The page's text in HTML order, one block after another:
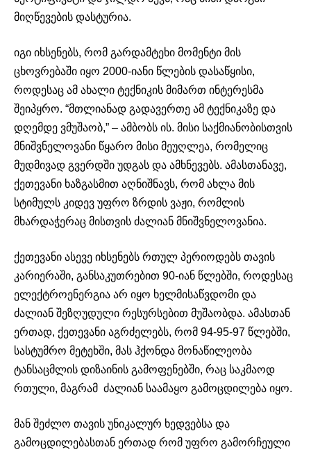
მიღწევების დასტურია.
იგი იხსენებს, რომ გარდამტეხი მომენტი მის
ცხოვრებაში იყო 2000-იანი წლების დასაწყისი,
როდესაც ამ ახალი ტექნიკის მიმართ ინტერესმა
შეიპყრო. “მთლიანად გადავერთე ამ ტექნიკაზე და
დღემდე ვმუშაობ,” – ამბობს ის. მისი საქმიანობისთვის
მნიშვნელოვანი წყარო მისი მეუღლეა, რომელიც
მუდმივად გვერდში უდგას და ამხნევებს. ამასთანავე,
ქეთევანი ხაზგასმით აღნიშნავს, რომ ახლა მის
სტიმულს კიდევ უფრო ზრდის ვაჟი, რომლის
მხარდაჭერაც მისთვის ძალიან მნიშვნელოვანია.
ქეთევანი ასევე იხსენებს რთულ პერიოდებს თავის
კარიერაში, განსაკუთრებით 90-იან წლებში, როდესაც
ელექტროენერგია არ იყო ხელმისაწვდომი და
ძალიან შეზღუდული რესურსებით მუშაობდა. ამასთან
ერთად, ქეთევანი აგრძელებს, რომ 94-95-97 წლებში,
სასტუმრო მეტეხში, მას ჰქონდა მონაწილეობა
ტანსაცმლის დიზაინის გამოფენებში, რაც საკმაოდ
რთული, მაგრამ ძალიან საამაყო გამოცდილება იყო.
მან შეძლო თავის უნიკალურ ხედვებსა და
გამოცდილებასთან ერთად რომ უფრო გამორჩეული